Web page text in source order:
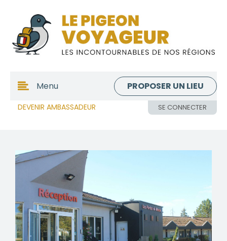
DEVENIR AMBASSADEUR SE CONNECTER
Menu PROPOSER UN LIEU